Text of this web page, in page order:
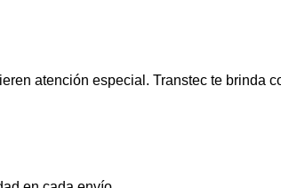
atención especial. Transtec te brinda